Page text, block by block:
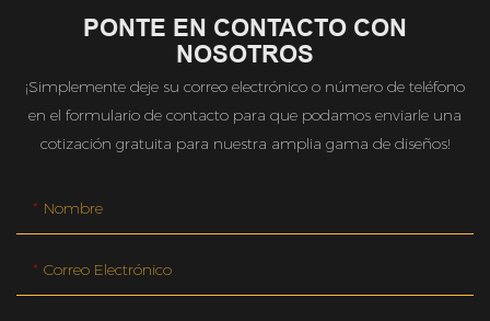
PONTE EN CONTACTO CON
NOSOTROS
¡Simplemente deje su correo electrónico o número de teléfono
en el formulario de contacto para que podamos enviarle una
cotización gratuita para nuestra amplia gama de diseños!
Nombre
Correo Electrónico